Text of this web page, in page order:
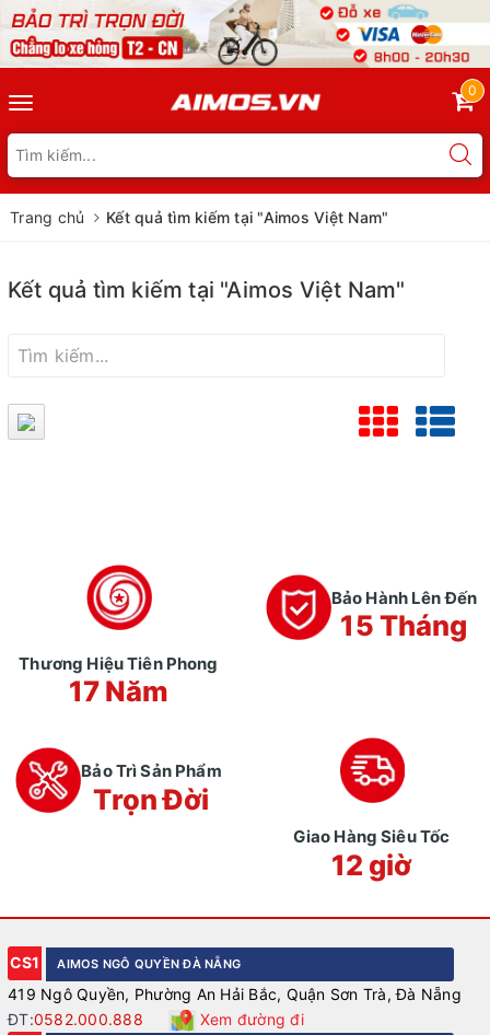
Toggle
navigation
0
Trang chủ Kết quả tìm kiếm tại "Aimos Việt Nam"
Kết quả tìm kiếm tại "Aimos Việt Nam"
Thương Hiệu Tiên Phong
17 Năm
Bảo Hành Lên Đến
15 Tháng
Bảo Trì Sản Phẩm
Trọn Đời
Giao Hàng Siêu Tốc
12 giờ
CS1 AIMOS NGÔ QUYỀN ĐÀ NẴNG
419 Ngô Quyền, Phường An Hải Bắc, Quận Sơn Trà, Đà Nẵng
ĐT:0582.000.888
Xem đường đi